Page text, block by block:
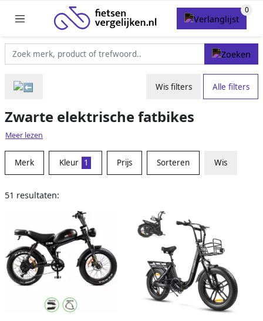
Wis filters Alle filters
Zwarte elektrische fatbikes
Meer lezen
Merk Kleur 1 Prijs Sorteren Wis
51 resultaten: